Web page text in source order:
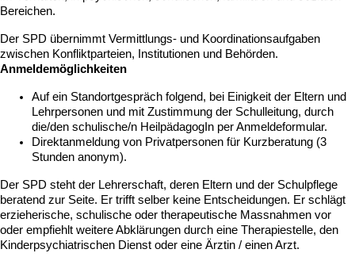
Bereichen.
Der SPD übernimmt Vermittlungs- und Koordinationsaufgaben
zwischen Konfliktparteien, Institutionen und Behörden.
Anmeldemöglichkeiten
Auf ein Standortgespräch folgend, bei Einigkeit der Eltern und
Lehrpersonen und mit Zustimmung der Schulleitung, durch
die/den schulische/n HeilpädagogIn per Anmeldeformular.
Direktanmeldung von Privatpersonen für Kurzberatung (3
Stunden anonym).
Der SPD steht der Lehrerschaft, deren Eltern und der Schulpflege
beratend zur Seite. Er trifft selber keine Entscheidungen. Er schlägt
erzieherische, schulische oder therapeutische Massnahmen vor
oder empfiehlt weitere Abklärungen durch eine Therapiestelle, den
Kinderpsychiatrischen Dienst oder eine Ärztin / einen Arzt.